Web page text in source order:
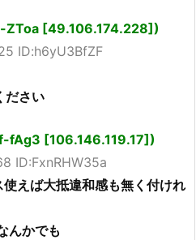
ZToa [49.106.174.228])
ID:h6yU3BfZF
ださい
fAg3 [106.146.119.17])
ID:FxnRHW35a
えば大抵違和感も無く付けれ
んかでも